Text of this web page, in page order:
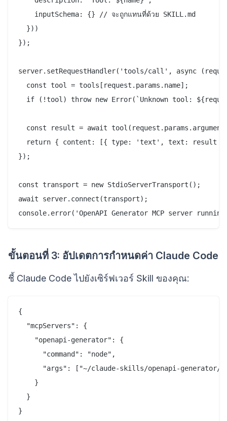
    inputSchema: {} // จะถูกแทนที่ด้วย SKILL.md
  }))
});
server.setRequestHandler('tools/call', async
  const tool = tools[request.params.name];
if (!tool) throw new Error(`Unknown tool:
const result = await
return { content: [{ type: 'text', text: result
});
const transport = new StdioServerTransport();
await server.connect(transport);
ขั้นตอนที่ 3: อัปเดตการกำหนดค่า Claude Code
ชี้ Claude Code ไปยังเซิร์ฟเวอร์ Skill ของคุณ:
{
  "mcpServers": {
    "openapi-generator": {
      "command": "node",
"args": ["~/claude-skills/openapi-generator/
    }
  }